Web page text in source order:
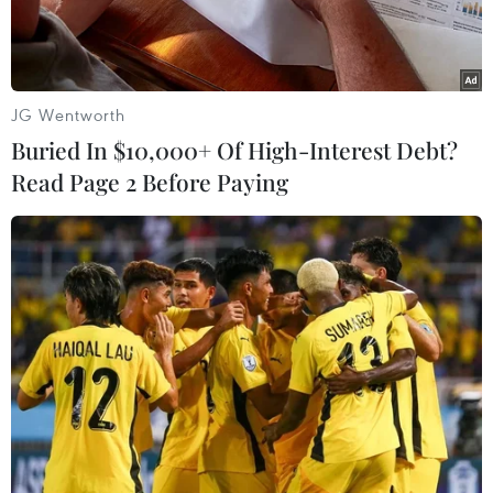
Thi công một dự án thành phần thuộc dự án cao tốc Bắc-Nam
phía Đông. (Ảnh: Đặng Tuấn/TTXVN)
Theo kế hoạch, đến ngày 30/6 tới, các địa
phương trong tỉnh Bình Định phải bàn giao toàn
bộ mặt bằng sạch cho các chủ đầu tư Dự án Cao
tốc Bắc-Nam phía Đông, giai đoạn 2021-2025.
JG Wentworth
Buried In $10,000+ Of High-Interest Debt?
Read Page 2 Before Paying